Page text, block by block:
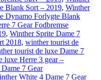
Blank Sort – 2019, Winther
Dynamo Forlygte Blank
7 Gear Fodbremse
, Winther Sprite Dame 7
2018, winther tourist de
tourist de luxe Dame 7
luxe Herre 3 gear –
7 Gear
White 4 Dame 7 Gear